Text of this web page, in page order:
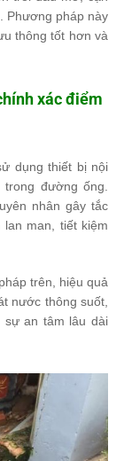
Phương pháp này
thông tốt hơn và
xác điểm
dụng thiết bị nội
đường ống.
nhân gây tắc
man, tiết kiệm
trên, hiệu quả
nước thông suốt,
sự an tâm lâu dài